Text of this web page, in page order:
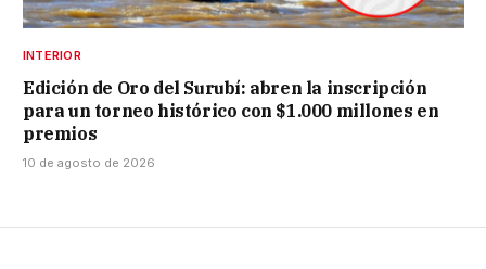
INTERIOR
Edición de Oro del Surubí: abren la inscripción
para un torneo histórico con $1.000 millones en
premios
10 de agosto de 2026